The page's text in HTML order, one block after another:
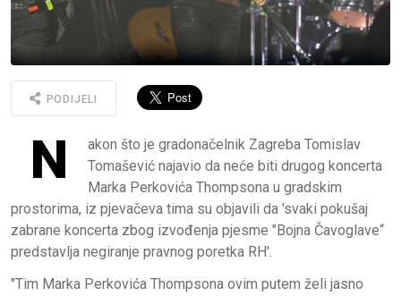
PODIJELI
N
akon što je gradonačelnik Zagreba Tomislav
Tomašević najavio da neće biti drugog koncerta
Marka Perkovića Thompsona u gradskim
prostorima, iz pjevačeva tima su objavili da 'svaki pokušaj
zabrane koncerta zbog izvođenja pjesme "Bojna Čavoglave“
predstavlja negiranje pravnog poretka RH'.
"Tim Marka Perkovića Thompsona ovim putem želi jasno